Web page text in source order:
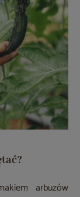
arbuzów